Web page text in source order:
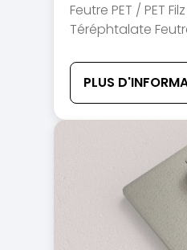
Feutre PET / PET
Téréphtalate
PLUS